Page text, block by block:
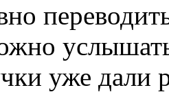
уже дали